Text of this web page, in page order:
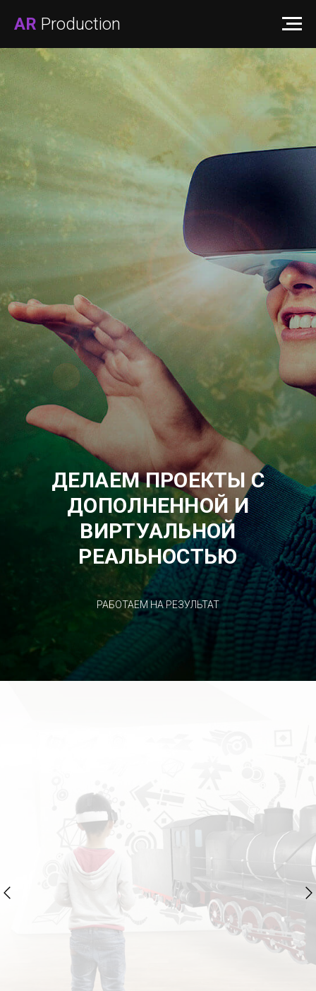
AR Production
ДЕЛАЕМ ПРОЕКТЫ С
ДОПОЛНЕННОЙ И
ВИРТУАЛЬНОЙ
РЕАЛЬНОСТЬЮ
РАБОТАЕМ НА РЕЗУЛЬТАТ